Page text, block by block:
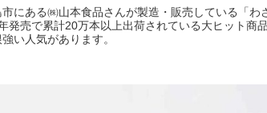
にある㈱山本食品さんが製造・販売している「
発売で累計20万本以上出荷されている大ヒット商
い人気があります。